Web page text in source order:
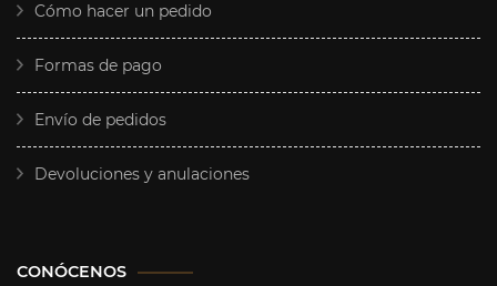
Cómo hacer un pedido
Formas de pago
Envío de pedidos
Devoluciones y anulaciones
CONÓCENOS